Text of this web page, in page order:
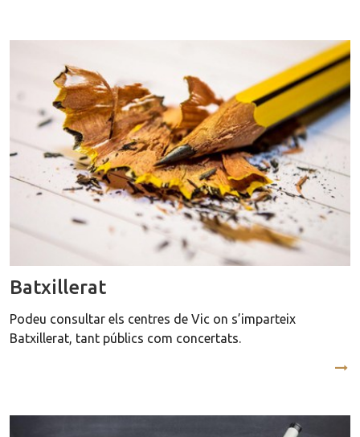
Batxillerat
Podeu consultar els centres de Vic on s’imparteix
Batxillerat, tant públics com concertats.